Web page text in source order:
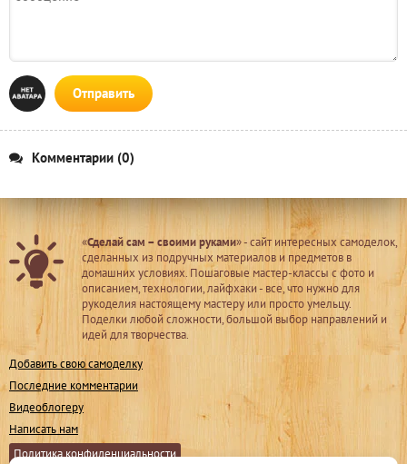
Отправить
Комментарии (0)
«Сделай сам – своими руками» - сайт интересных самоделок,
сделанных из подручных материалов и предметов в
домашних условиях. Пошаговые мастер-классы с фото и
описанием, технологии, лайфхаки - все, что нужно для
рукоделия настоящему мастеру или просто умельцу.
Поделки любой сложности, большой выбор направлений и
идей для творчества.
Добавить свою самоделку
Последние комментарии
Видеоблогеру
Написать нам
Политика конфиденциальности